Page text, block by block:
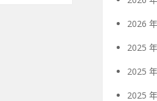
2026
2025
2025
2025